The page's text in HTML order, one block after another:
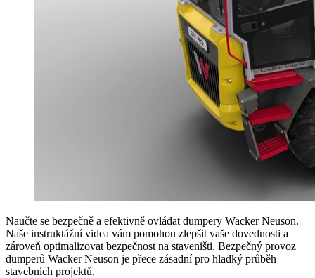
Naučte se bezpečně a efektivně ovládat dumpery Wacker Neuson.
Naše instruktážní videa vám pomohou zlepšit vaše dovednosti a
zároveň optimalizovat bezpečnost na staveništi. Bezpečný provoz
dumperů Wacker Neuson je přece zásadní pro hladký průběh
stavebních projektů.